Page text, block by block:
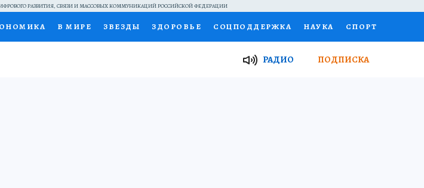
РАЗВИТИЯ, СВЯЗИ И МАССОВЫХ КОММУНИКАЦИЙ РОССИЙСКОЙ ФЕДЕРАЦИИ
В МИРЕ ЗВЕЗДЫ ЗДОРОВЬЕ СОЦПОДДЕРЖКА НАУКА СПОРТ
Я ЗНАЮ СЕМЬЯ
РАДИО ПОДПИСКА